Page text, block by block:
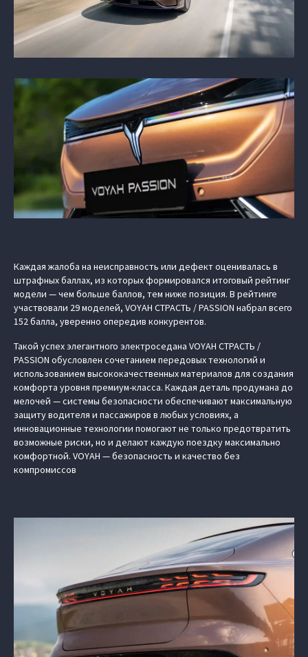
Каждая жалоба на неисправность или дефект оценивалась в
штрафных баллах, из которых формировался итоговый рейтинг
модели — чем больше баллов, тем ниже позиция. В рейтинге
участвовали 29 моделей, VOYAH СТРАСТЬ / PASSION набрал всего
152 балла, уверенно опередив конкурентов.
Такой успех элегантного электроседана VOYAH СТРАСТЬ /
PASSION обусловлен сочетанием передовых технологий и
использованием высококачественных материалов для создания
комфорта уровня премиум-класса. Каждая деталь продумана до
мелочей — системы безопасности обеспечивают максимальную
защиту водителя и пассажиров в любых условиях, а
инновационные технологии помогают не только предотвратить
возможные риски, но и делают каждую поездку максимально
комфортной. VOYAH — безопасность и качество без
компромиссов